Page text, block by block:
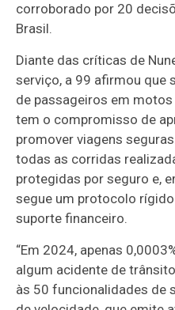
corroborado por 20
Brasil.
Diante das críticas de
serviço, a 99 afirmou que
de passageiros em
tem o compromisso de
promover viagens
todas as corridas
protegidas por seguro e,
segue um protocolo
suporte financeiro.
“Em 2024, apenas
algum acidente de
às 50 funcionalidades de